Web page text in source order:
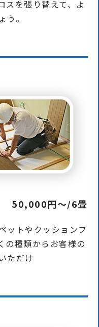
スを張り替えて、よ
。
50,000円〜/6畳
ットやクッションフ
の種類からお客様の
ただけ